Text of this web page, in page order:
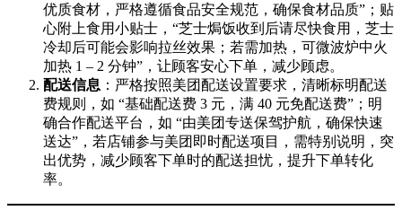
优质食材，严格遵循食品安全规范，确保食材品质”；贴
心附上食用小贴士，“芝士焗饭收到后请尽快食用，芝士
冷却后可能会影响拉丝效果；若需加热，可微波炉中火
加热 1 – 2 分钟”，让顾客安心下单，减少顾虑。
配送信息 ：严格按照美团配送设置要求，清晰标明配送
费规则，如 “基础配送费 3 元，满 40 元免配送费”；明
确合作配送平台，如 “由美团专送保驾护航，确保快速
送达”，若店铺参与美团即时配送项目，需特别说明，突
出优势，减少顾客下单时的配送担忧，提升下单转化
率。